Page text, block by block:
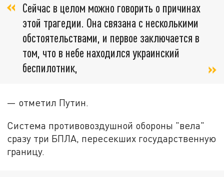
Сейчас в целом можно говорить о причинах
этой трагедии. Она связана с несколькими
обстоятельствами, и первое заключается в
том, что в небе находился украинский
беспилотник,
— отметил Путин.
Система противовоздушной обороны "вела"
сразу три БПЛА, пересекших государственную
границу.